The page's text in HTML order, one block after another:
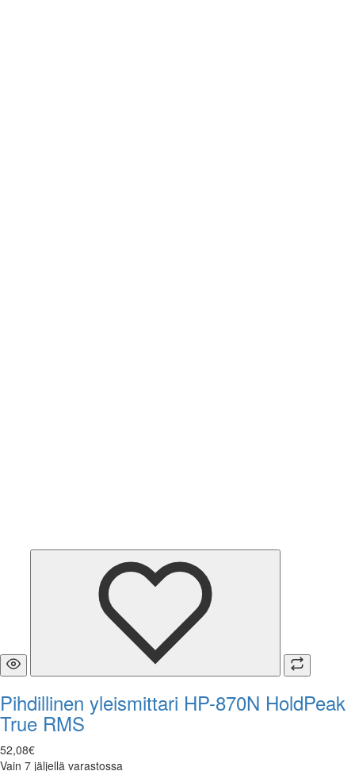
Pihdillinen yleismittari HP-870N HoldPeak
True RMS
52,08€
Vain 7 jäljellä varastossa